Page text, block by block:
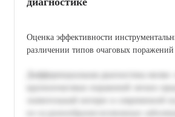
Оценка эффективности
различении типов очаговых поражений